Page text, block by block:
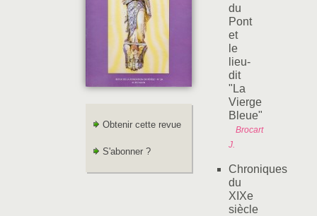
Obtenir cette revue
S'abonner ?
du
Pont
et
le
lieu-
dit
"La
Vierge
Bleue"
Brocart
J.
Chroniques
du
XIXe
siècle